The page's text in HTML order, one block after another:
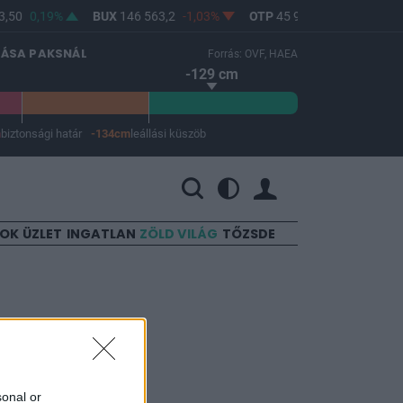
or
0,19% BUX146 563,2 -1,03% OTP 45 900
PAKSNÁL Forrás: OVF, HAEA
-129 cm
biztonsági határ -134cm leállási küszöb
ÜZLET INGATLAN ZÖLD VILÁG TŐZSDE